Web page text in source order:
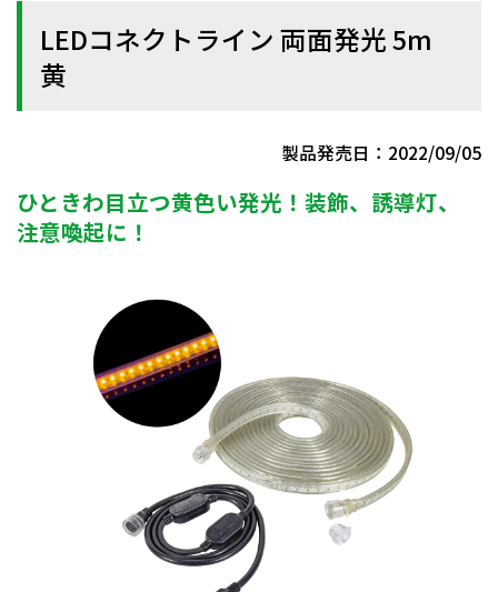
LEDコネクトライン 両面発光 5m
黄
製品発売日：2022/09/05
ひときわ目立つ黄色い発光！装飾、誘導灯、
注意喚起に！